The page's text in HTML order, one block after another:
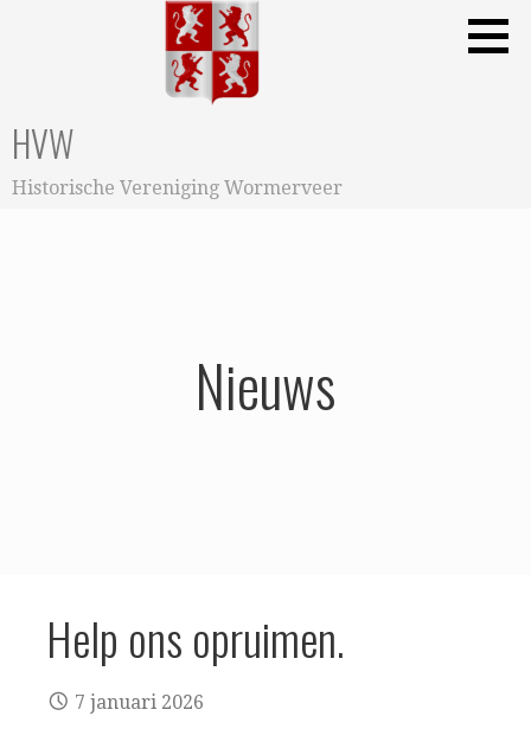
HVW
Historische Vereniging Wormerveer
Nieuws
Help ons opruimen.
7 januari 2026